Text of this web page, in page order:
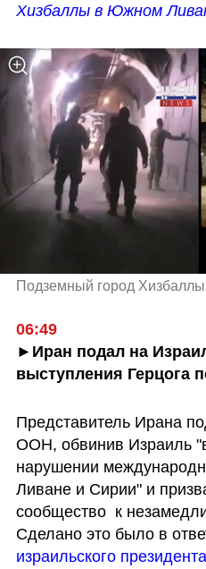
Хизбаллы в Южном
Подземный город Хизбаллы
06:49
►Иран подал на
выступления Герцога
Представитель Ирана
ООН, обвинив Израиль
нарушении
Ливане и Сирии" и
сообщество  к
Сделано это было в
израильского